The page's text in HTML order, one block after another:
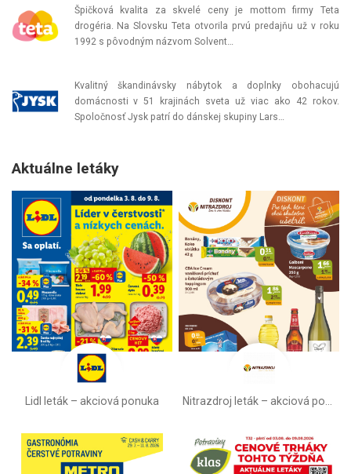
Špičková kvalita za skvelé ceny je mottom firmy Teta
drogéria. Na Slovsku Teta otvorila prvú predajňu už v roku
1992 s pôvodným názvom Solvent…
Kvalitný škandinávsky nábytok a doplnky obohacujú
domácnosti v 51 krajinách sveta už viac ako 42 rokov.
Spoločnosť Jysk patrí do dánskej skupiny Lars…
Aktuálne letáky
Lidl leták –⁠ akciová ponuka